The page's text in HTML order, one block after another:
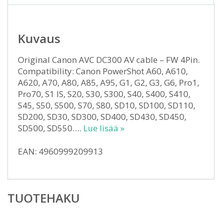
Kuvaus
Original Canon AVC DC300 AV cable – FW 4Pin.
Compatibility: Canon PowerShot A60, A610,
A620, A70, A80, A85, A95, G1, G2, G3, G6, Pro1,
Pro70, S1 IS, S20, S30, S300, S40, S400, S410,
S45, S50, S500, S70, S80, SD10, SD100, SD110,
SD200, SD30, SD300, SD400, SD430, SD450,
SD500, SD550…. Lue lisää »
EAN: 4960999209913
TUOTEHAKU